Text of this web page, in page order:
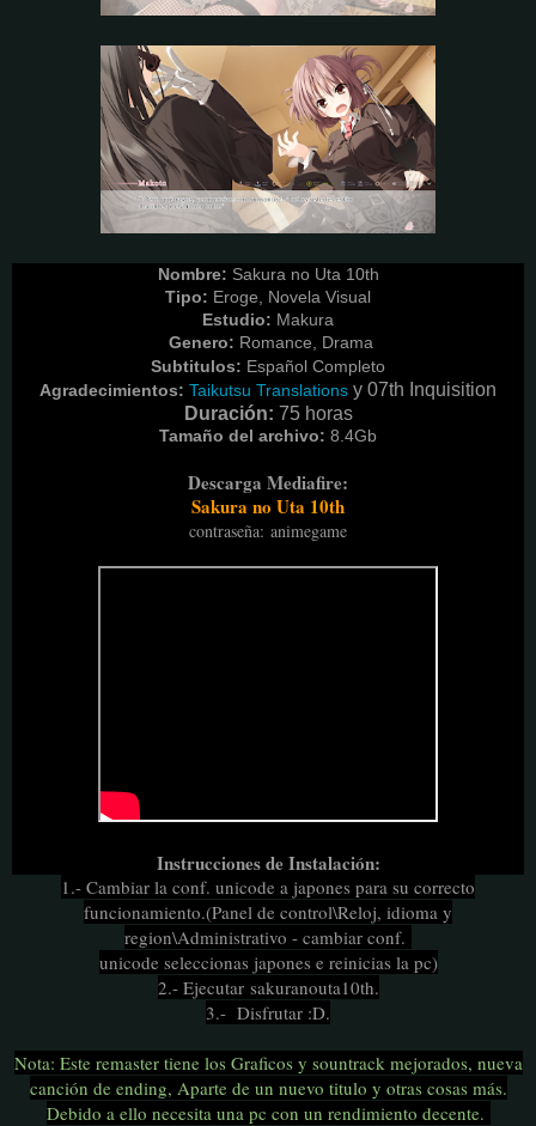
Nombre: Sakura no Uta 10th
Tipo: Eroge, Novela Visual
Estudio: Makura
Genero: Romance, Drama
Subtitulos: Español Completo
Agradecimientos: Taikutsu Translations y 07th Inquisition
Duración: 75 horas
Tamaño del archivo: 8.4Gb
Descarga Mediafire:
Sakura no Uta 10th
contraseña: animegame
Instrucciones de Instalación:
1.- Cambiar la conf. unicode a japones para su correcto
funcionamiento.(Panel de control\Reloj, idioma y
region\Administrativo - cambiar conf.
unicode seleccionas japones e reinicias la pc)
2.- Ejecutar sakuranouta10th.
3.- Disfrutar :D.
Nota: Este remaster tiene los Graficos y sountrack mejorados, nueva
canción de ending, Aparte de un nuevo titulo y otras cosas más.
Debido a ello necesita una pc con un rendimiento decente.